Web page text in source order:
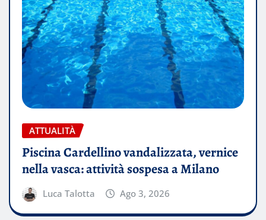
ATTUALITÀ
Piscina Cardellino vandalizzata, vernice
nella vasca: attività sospesa a Milano
Luca Talotta Ago 3, 2026